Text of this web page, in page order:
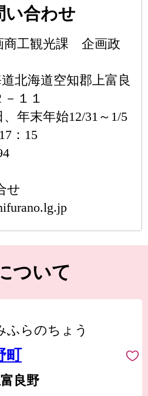
い合わせ
工観光課 企画政
北海道空知郡上富良
１１
年末年始12/31～1/5
：15
せ
ついて
ふらのちょう
町
良野